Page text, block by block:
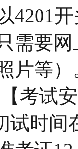
4201
需要
片等
考试
试时间